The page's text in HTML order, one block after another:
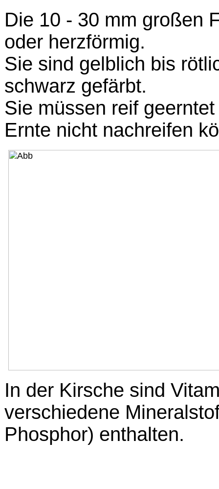
Die 10 - 30 mm großen
oder herzförmig.
Sie sind gelblich bis
schwarz gefärbt.
Sie müssen reif
Ernte nicht nachreifen
In der Kirsche sind
verschiedene
Phosphor) enthalten.